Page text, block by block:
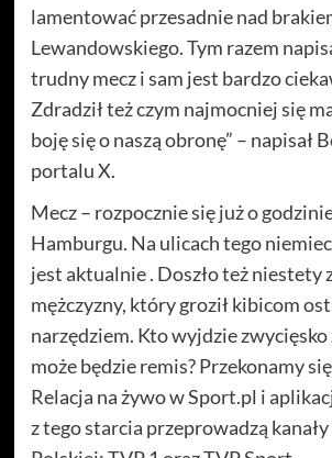
lamentować przesadnie nad
Lewandowskiego. Tym razem
trudny mecz i sam jest bardzo
Zdradził też czym najmocniej się
boję się o naszą obronę” – napisał
portalu X.
Mecz – rozpocznie się już o
Hamburgu. Na ulicach tego
jest aktualnie . Doszło też niestety
mężczyzny, który groził kibicom
narzędziem. Kto wyjdzie zwycięsko
może będzie remis? Przekonamy
Relacja na żywo w Sport.pl i
z tego starcia przeprowadzą